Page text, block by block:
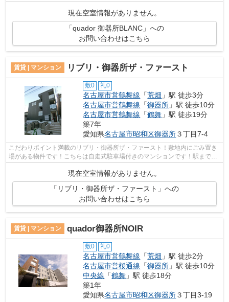
で初期費用をお支払いいただける物件です☆...
現在空室情報がありません。
「quador 御器所BLANC」への
お問い合わせはこちら
賃貸 | マンション リブリ・御器所ザ・ファースト
敷0 礼0
名古屋市営鶴舞線 「荒畑 」駅 徒歩3分
名古屋市営鶴舞線 「御器所 」駅 徒歩10分
名古屋市営鶴舞線 「鶴舞 」駅 徒歩19分
築7年
愛知県名古屋市昭和区御器所３丁目7-4
こだわりポイント満載のリブリ・御器所ザ・ファースト！敷地内にごみ置き
場がある物件です！こちらは自走式駐車場付きのマンションです！駅まで歩
現在空室情報がありません。
「リブリ・御器所ザ・ファースト」への
お問い合わせはこちら
賃貸 | マンション quador御器所NOIR
敷0 礼0
名古屋市営鶴舞線 「荒畑 」駅 徒歩2分
名古屋市営桜通線 「御器所 」駅 徒歩10分
中央線 「鶴舞 」駅 徒歩18分
築1年
愛知県名古屋市昭和区御器所３丁目3-19